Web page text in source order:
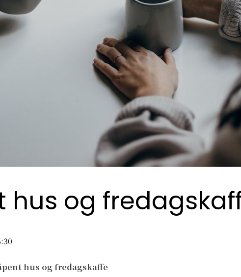
hus og
hus og fredagskaffe